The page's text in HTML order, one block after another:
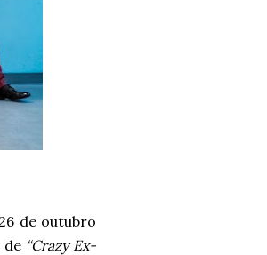
de outubro
de “Crazy Ex-